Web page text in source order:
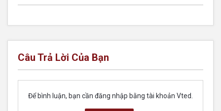
Câu Trả Lời Của Bạn
Để bình luận, bạn cần đăng nhập bằng tài khoản Vted.